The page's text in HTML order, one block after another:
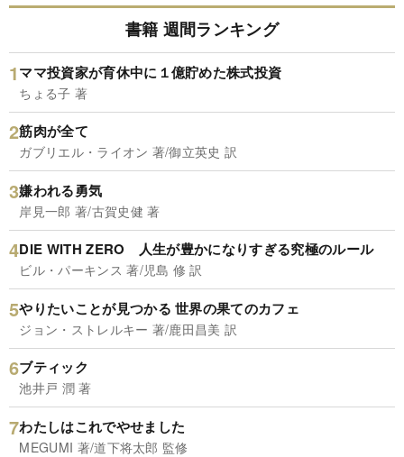
書籍 週間ランキング
ママ投資家が育休中に１億貯めた株式投資
ちょる子 著
筋肉が全て
ガブリエル・ライオン 著/御立英史 訳
嫌われる勇気
岸見一郎 著/古賀史健 著
DIE WITH ZERO 人生が豊かになりすぎる究極のルール
ビル・パーキンス 著/児島 修 訳
やりたいことが見つかる 世界の果てのカフェ
ジョン・ストレルキー 著/鹿田昌美 訳
ブティック
池井戸 潤 著
わたしはこれでやせました
MEGUMI 著/道下将太郎 監修